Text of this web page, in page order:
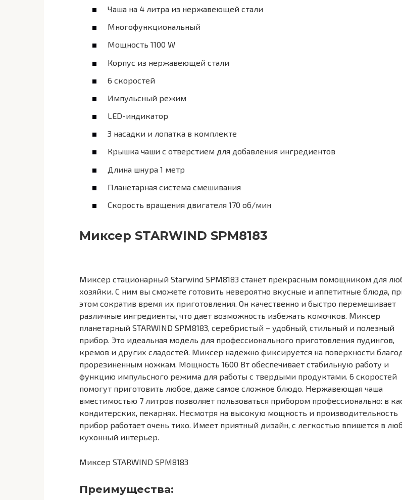
Чаша на 4 литра из нержавеющей стали
Многофункциональный
Мощность 1100 W
Корпус из нержавеющей стали
6 скоростей
Импульсный режим
LED-индикатор
3 насадки и лопатка в комплекте
Крышка чаши с отверстием для добавления ингредиентов
Длина шнура 1 метр
Планетарная система смешивания
Скорость вращения двигателя 170 об/мин
Миксер STARWIND SPM8183
Миксер стационарный Starwind SPM8183 станет прекрасным помощником для
хозяйки. С ним вы сможете готовить невероятно вкусные и аппетитные блюда,
этом сократив время их приготовления. Он качественно и быстро перемешивает
различные ингредиенты, что дает возможность избежать комочков. Миксер
планетарный STARWIND SPM8183, серебристый – удобный, стильный и полезный
прибор. Это идеальная модель для профессионального приготовления пудингов,
кремов и других сладостей. Миксер надежно фиксируется на поверхности
прорезиненным ножкам. Мощность 1600 Вт обеспечивает стабильную работу и
функцию импульсного режима для работы с твердыми продуктами. 6 скоростей
помогут приготовить любое, даже самое сложное блюдо. Нержавеющая чаша
вместимостью 7 литров позволяет пользоваться прибором профессионально: в
кондитерских, пекарнях. Несмотря на высокую мощность и производительность
прибор работает очень тихо. Имеет приятный дизайн, с легкостью впишется в
кухонный интерьер.
Миксер STARWIND SPM8183
Преимущества: